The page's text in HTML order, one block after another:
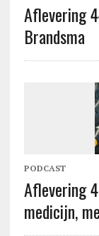
Aflevering
Brandsma
PODCAST
Aflevering
medicijn,